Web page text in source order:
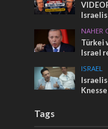
NAHER
Türkei
Israel
ISRAEL
Tags